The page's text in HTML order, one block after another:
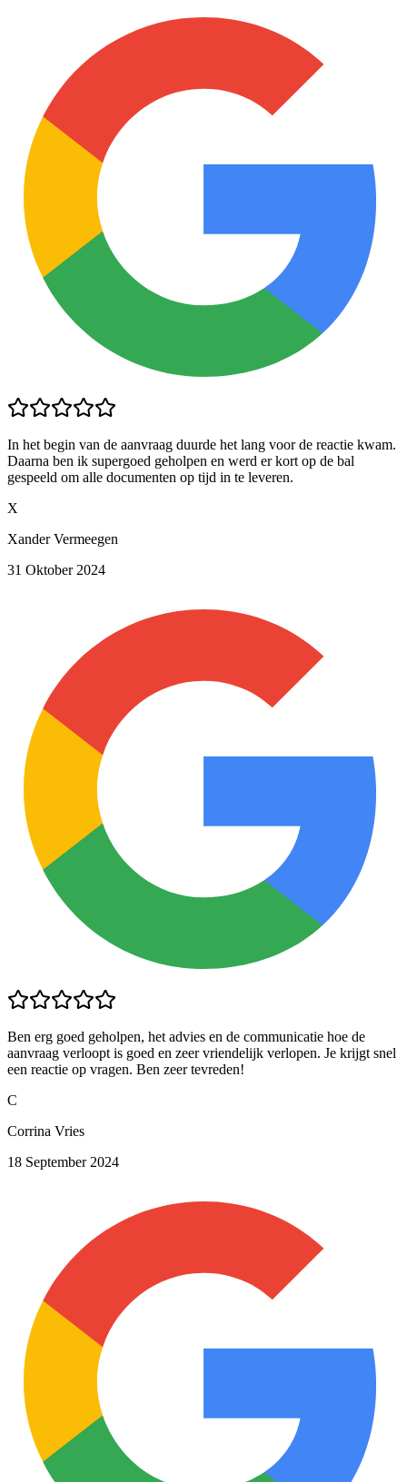
In het begin van de aanvraag duurde het lang voor de reactie kwam.
Daarna ben ik supergoed geholpen en werd er kort op de bal
gespeeld om alle documenten op tijd in te leveren.
X
Xander Vermeegen
31 Oktober 2024
Ben erg goed geholpen, het advies en de communicatie hoe de
aanvraag verloopt is goed en zeer vriendelijk verlopen. Je krijgt snel
een reactie op vragen. Ben zeer tevreden!
C
Corrina Vries
18 September 2024